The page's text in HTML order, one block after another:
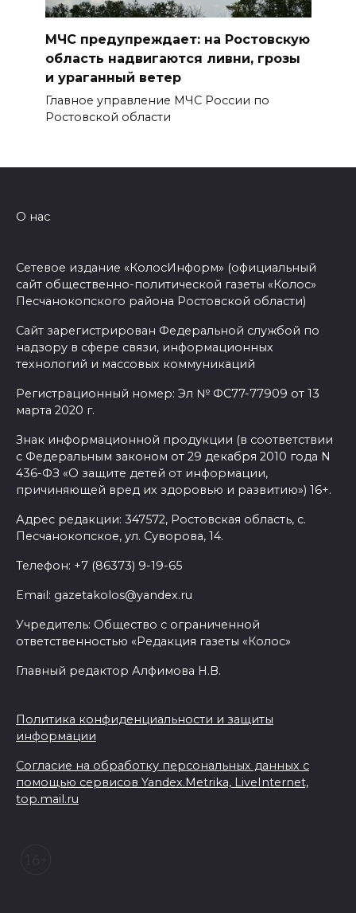
МЧС предупреждает: на Ростовскую
область надвигаются ливни, грозы
и ураганный ветер
Главное управление МЧС России по
Ростовской области
О нас
Сетевое издание «КолосИнформ» (официальный
сайт общественно-политической газеты «Колос»
Песчанокопского района Ростовской области)
Сайт зарегистрирован Федеральной службой по
надзору в сфере связи, информационных
технологий и массовых коммуникаций
Регистрационный номер: Эл № ФС77-77909 от 13
марта 2020 г.
Знак информационной продукции (в соответствии
с Федеральным законом от 29 декабря 2010 года N
436-ФЗ «О защите детей от информации,
причиняющей вред их здоровью и развитию») 16+.
Адрес редакции: 347572, Ростовская область, с.
Песчанокопское, ул. Суворова, 14.
Телефон: +7 (86373) 9-19-65
Email: gazetakolos@yandex.ru
Учредитель: Общество с ограниченной
ответственностью «Редакция газеты «Колос»
Главный редактор Алфимова Н.В.
Политика конфиденциальности и защиты
информации
Согласие на обработку персональных данных с
помощью сервисов Yandex.Metrika, LiveInternet,
top.mail.ru